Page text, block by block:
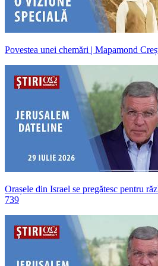
Povestea unei chemări | Mapamond
Orașele din Israel se pregătesc pentru
739